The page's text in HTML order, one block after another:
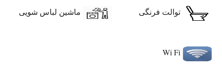
توالت فرنگی ماشین لباس شویی
Wi Fi